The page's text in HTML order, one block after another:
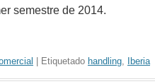
semestre de 2014.
| Etiquetado handling Iberia